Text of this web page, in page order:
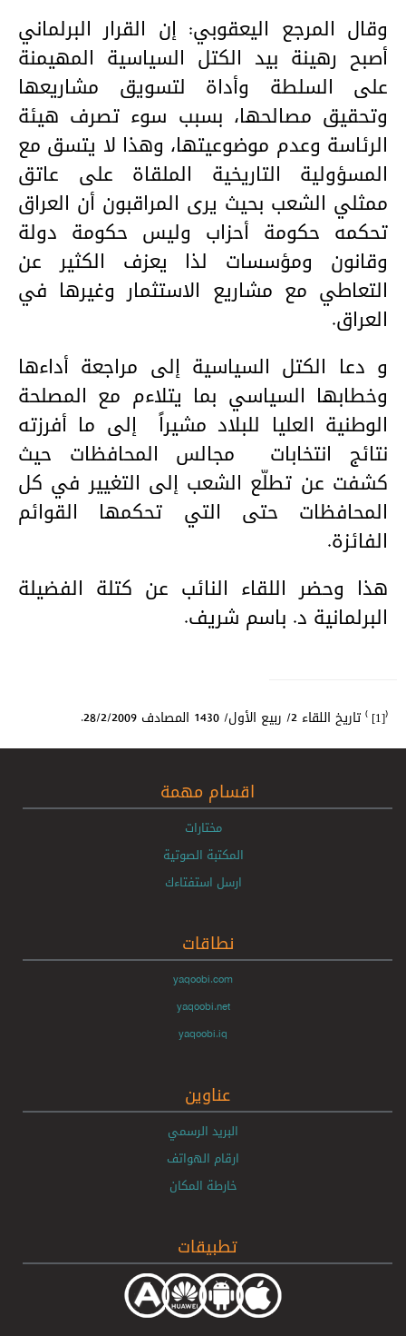
وقال المرجع اليعقوبي: إن القرار البرلماني
أصبح رهينة بيد الكتل السياسية المهيمنة
على السلطة وأداة لتسويق مشاريعها
وتحقيق مصالحها، بسبب سوء تصرف هيئة
الرئاسة وعدم موضوعيتها، وهذا لا يتسق مع
المسؤولية التاريخية الملقاة على عاتق
ممثلي الشعب بحيث يرى المراقبون أن العراق
تحكمه حكومة أحزاب وليس حكومة دولة
وقانون ومؤسسات لذا يعزف الكثير عن
التعاطي مع مشاريع الاستثمار وغيرها في
العراق.
و دعا الكتل السياسية إلى مراجعة أداءها
وخطابها السياسي بما يتلاءم مع المصلحة
الوطنية العليا للبلاد مشيراً
إلى ما أفرزته
نتائج انتخابات
مجالس المحافظات حيث
كشفت عن تطلّع الشعب إلى التغيير في كل
المحافظات حتى التي تحكمها القوائم
الفائزة.
هذا وحضر اللقاء النائب عن كتلة الفضيلة
البرلمانية د. باسم شريف.
(
[1]
) تاريخ اللقاء 2/ ربيع الأول/ 1430 المصادف 28/2/2009.
اقسام مهمة
مختارات
المكتبة الصوتية
ارسل استفتاءك
نطاقات
yaqoobi.com
yaqoobi.net
yaqoobi.iq
عناوين
البريد الرسمي
ارقام الهواتف
خارطة المكان
تطبيقات